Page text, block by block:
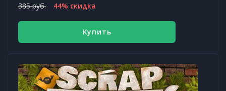
385 руб. 44% скидка
Купить